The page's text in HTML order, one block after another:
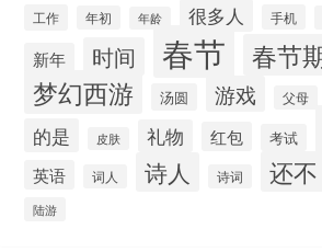
工作 年初 年龄 很多人 手机
新年 时间 春节 春节
梦幻西游 汤圆 游戏 父母
的是 皮肤 礼物 红包 考试
英语 词人 诗人 诗词 还不
陆游